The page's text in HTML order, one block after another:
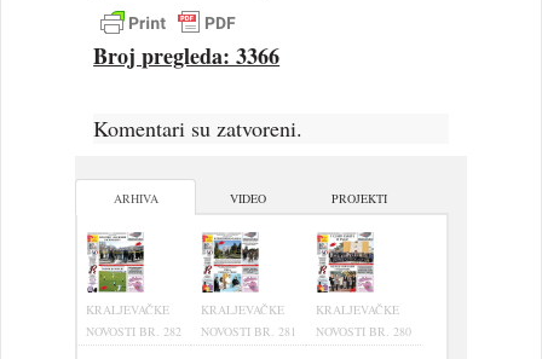
Broj pregleda: 3366
Komentari su zatvoreni.
ARHIVA VIDEO PROJEKTI
KRALJEVAČKE
NOVOSTI BR. 282
KRALJEVAČKE
NOVOSTI BR. 281
KRALJEVAČKE
NOVOSTI BR. 280